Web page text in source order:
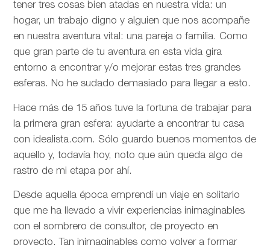
tener tres cosas bien atadas en nuestra vida: un
hogar, un trabajo digno y alguien que nos acompañe
en nuestra aventura vital: una pareja o familia. Como
que gran parte de tu aventura en esta vida gira
entorno a encontrar y/o mejorar estas tres grandes
esferas. No he sudado demasiado para llegar a esto.
Hace más de 15 años tuve la fortuna de trabajar para
la primera gran esfera: ayudarte a encontrar tu casa
con idealista.com. Sólo guardo buenos momentos de
aquello y, todavía hoy, noto que aún queda algo de
rastro de mi etapa por ahí.
Desde aquella época emprendí un viaje en solitario
que me ha llevado a vivir experiencias inimaginables
con el sombrero de consultor, de proyecto en